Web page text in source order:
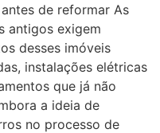
de reformar As
antigos exigem
desses imóveis
instalações elétricas
que já não
a ideia de
no processo de